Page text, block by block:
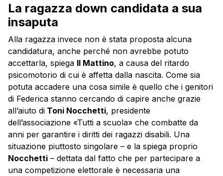
La ragazza down candidata a sua
insaputa
Alla ragazza invece non è stata proposta alcuna
candidatura, anche perché non avrebbe potuto
accettarla, spiega Il Mattino, a causa del ritardo
psicomotorio di cui è affetta dalla nascita. Come sia
potuta accadere una cosa simile è quello che i genitori
di Federica stanno cercando di capire anche grazie
all’aiuto di Toni Nocchetti, presidente
dell’associazione «Tutti a scuola» che combatte da
anni per garantire i diritti dei ragazzi disabili. Una
situazione piuttosto singolare – e la spiega proprio
Nocchetti – dettata dal fatto che per partecipare a
una competizione elettorale è necessaria una